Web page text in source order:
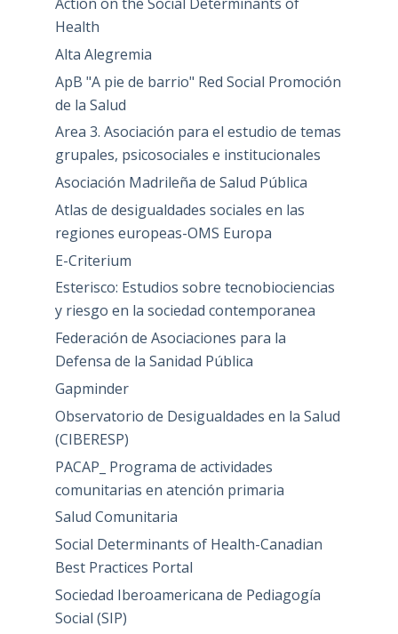
Health
Alta Alegremia
ApB "A pie de barrio" Red Social Promoción
de la Salud
Area 3. Asociación para el estudio de temas
grupales, psicosociales e institucionales
Asociación Madrileña de Salud Pública
Atlas de desigualdades sociales en las
regiones europeas-OMS Europa
E-Criterium
Esterisco: Estudios sobre tecnobiociencias
y riesgo en la sociedad contemporanea
Federación de Asociaciones para la
Defensa de la Sanidad Pública
Gapminder
Observatorio de Desigualdades en la Salud
(CIBERESP)
PACAP_ Programa de actividades
comunitarias en atención primaria
Salud Comunitaria
Social Determinants of Health-Canadian
Best Practices Portal
Sociedad Iberoamericana de Pediagogía
Social (SIP)